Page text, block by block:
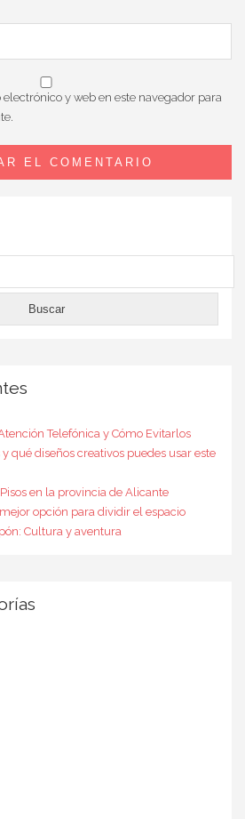
y web en este navegador para
Telefónica y Cómo Evitarlos
qué diseños creativos puedes usar este
en la provincia de Alicante
opción para dividir el espacio
Cultura y aventura